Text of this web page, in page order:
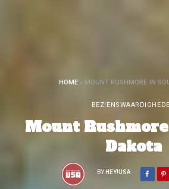
HOME » MOUNT RUSHMORE IN
Mount
Dakota
BY HEY!USA